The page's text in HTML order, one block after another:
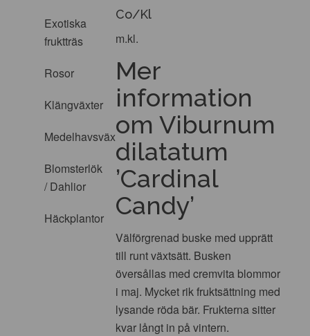
Exotiska
fruktträs
Rosor
Klängväxter
Medelhavsväxter
Blomsterlök
/ Dahlior
Häckplantor
Co/Kl
m.kl.
Mer
information
om Viburnum
dilatatum
’Cardinal
Candy’
Välförgrenad buske med upprätt
till runt växtsätt. Busken
översållas med cremvita blommor
i maj. Mycket rik fruktsättning med
lysande röda bär. Frukterna sitter
kvar långt in på vintern.